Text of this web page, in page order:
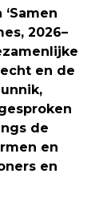
2026–
en de
de
en
en